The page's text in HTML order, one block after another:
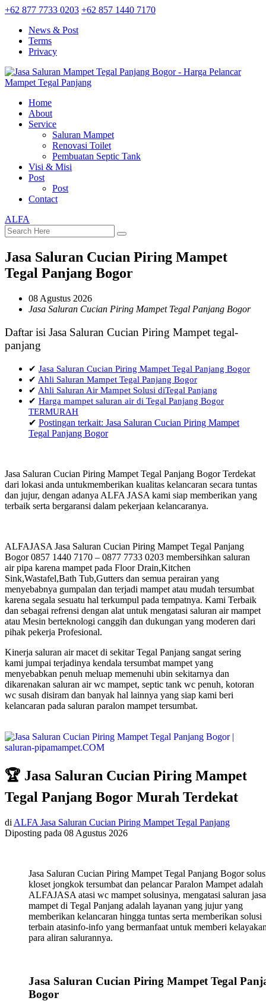
+62 877 7733 0203 +62 857 1440 7170
News & Post
Terms
Privacy
Home
About
Service
Saluran Mampet
Renovasi Toilet
Pembuatan Septic Tank
Visi & Misi
Post
Post
Contact
ALFA
Jasa Saluran Cucian Piring Mampet
Tegal Panjang Bogor
08 Agustus 2026
Jasa Saluran Cucian Piring Mampet Tegal Panjang Bogor
Daftar isi Jasa Saluran Cucian Piring Mampet tegal-
panjang
✔ Jasa Saluran Cucian Piring Mampet Tegal Panjang Bogor
✔ Ahli Saluran Mampet Tegal Panjang Bogor
✔ Ahli Saluran Air Mampet Solusi diTegal Panjang
✔ Harga mampet saluran air di Tegal Panjang Bogor
TERMURAH
✔ Postingan terkait: Jasa Saluran Cucian Piring Mampet
Tegal Panjang Bogor
Jasa Saluran Cucian Piring Mampet Tegal Panjang Bogor Terdekat
dari lokasi anda untukmemberikan kualitas kelancaran secara tuntas
dan jujur, dengan adanya ALFA JASA kami siap memberikan yang
terbaik serta bergaransi dalam pekerjaan kelancaranya.
ALFAJASA Jasa Saluran Cucian Piring Mampet Tegal Panjang
Bogor 0857 1440 7170 – 0877 7733 0203 membersihkan saluran
air pipa karena mampet pada Floor Drain,Kitchen
Sink,Wastafel,Bath Tub,Gutters dan semua perairan yang
menyebabnya gumpalan dan terjadi mampet atau mudah tersumbat
karena segala sesuatu hal terkumpul pada tempatnya. Kami Terbaik
dan sebagai refrensi dengan alat untuk mengatasi saluran air mampet
atau Mesin berteknologi canggih dan dukungan yang moderen dari
pihak pekerja Profesional.
Kinerja saluran air macet di sekitar Tegal Panjang sangat sering
kami jumpai terjadinya kendala tersumbat mampet yang
menyebabkan penuh meluap memenuhi ubin sekitarnya dan
dikarenakan saluran air wc mampet, septic tank wc penuh, kotoran
wc susah disiram dan banyak hal lainnya yang siap kami beri
kelancaran pada saluran paralon mampet tersumbat.
🏆 Jasa Saluran Cucian Piring Mampet
Tegal Panjang Bogor Murah Terdekat
di ALFA Jasa Saluran Cucian Piring Mampet Tegal Panjang
Diposting pada 08 Agustus 2026
Jasa Saluran Cucian Piring Mampet Tegal Panjang Bogor
kloset jongkok tersumbat dan pelancar Paralon Mampet adalah
ALFAJASA atasi wc mampet solusinya, mengatasi saluran jasa
mampet di Tegal Panjang adalah layanan yang jujur yang
memberikan kelancaran hingga tuntas serta memberikan solusi
terbain atasinfo-info yang bermanfaat untuk memberi
para aliran salurannya.
Jasa Saluran Cucian Piring Mampet Tegal
Bogor